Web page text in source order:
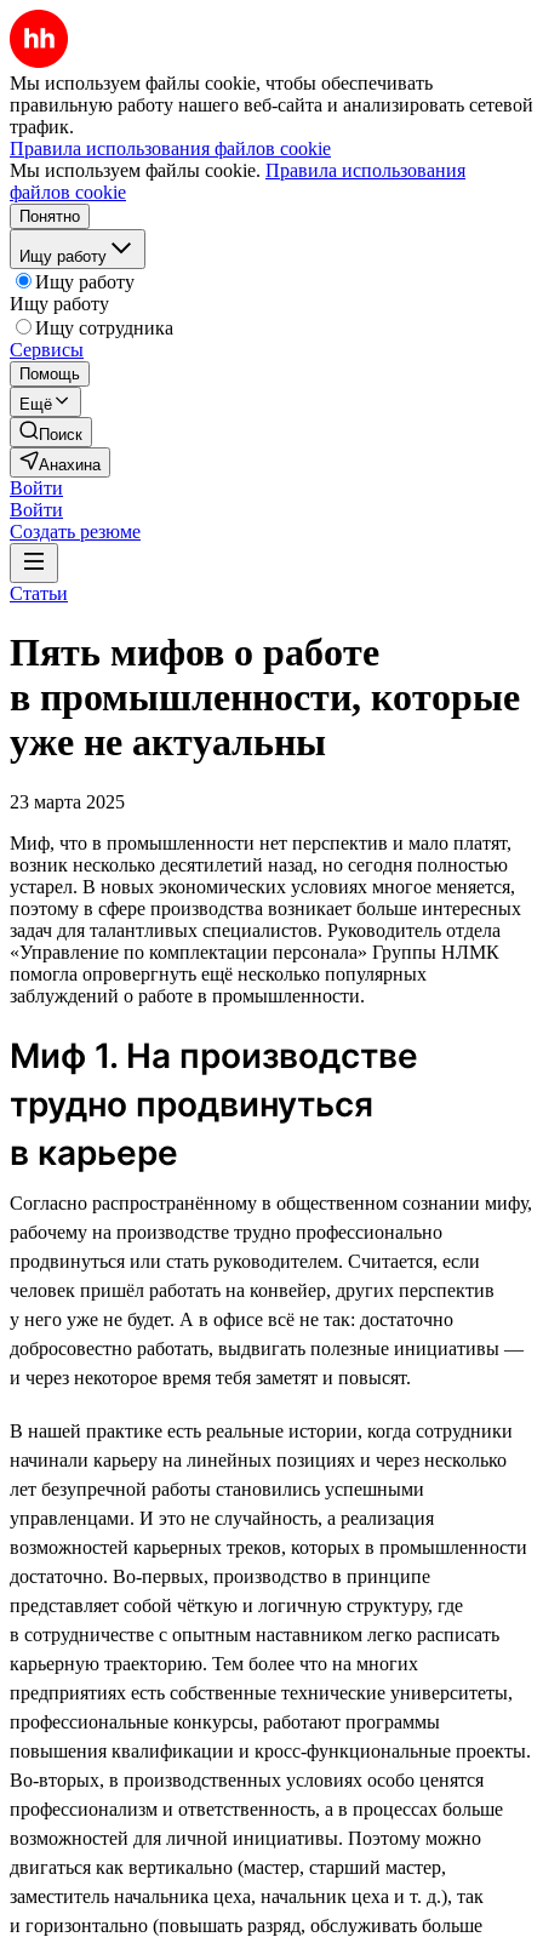
Мы используем файлы cookie, чтобы обеспечивать
правильную работу нашего веб-сайта и анализировать сетевой
трафик.
Правила использования файлов cookie
Мы используем файлы cookie. Правила использования
файлов cookie
Понятно
Ищу работу
Ищу работу
Ищу работу
Ищу сотрудника
Сервисы
Помощь
Ещё
Поиск
Анахина
Войти
Войти
Создать резюме
Статьи
Пять мифов о работе
в промышленности, которые
уже не актуальны
23 марта 2025
Миф, что в промышленности нет перспектив и мало платят,
возник несколько десятилетий назад, но сегодня полностью
устарел. В новых экономических условиях многое меняется,
поэтому в сфере производства возникает больше интересных
задач для талантливых специалистов. Руководитель отдела
«Управление по комплектации персонала» Группы НЛМК
помогла опровергнуть ещё несколько популярных
заблуждений о работе в промышленности.
Миф 1. На производстве
трудно продвинуться
в карьере
Согласно распространённому в общественном сознании мифу,
рабочему на производстве трудно профессионально
продвинуться или стать руководителем. Считается, если
человек пришёл работать на конвейер, других перспектив
у него уже не будет. А в офисе всё не так: достаточно
добросовестно работать, выдвигать полезные инициативы —
и через некоторое время тебя заметят и повысят.
В нашей практике есть реальные истории, когда сотрудники
начинали карьеру на линейных позициях и через несколько
лет безупречной работы становились успешными
управленцами. И это не случайность, а реализация
возможностей карьерных треков, которых в промышленности
достаточно. Во-первых, производство в принципе
представляет собой чёткую и логичную структуру, где
в сотрудничестве с опытным наставником легко расписать
карьерную траекторию. Тем более что на многих
предприятиях есть собственные технические университеты,
профессиональные конкурсы, работают программы
повышения квалификации и кросс-функциональные проекты.
Во-вторых, в производственных условиях особо ценятся
профессионализм и ответственность, а в процессах больше
возможностей для личной инициативы. Поэтому можно
двигаться как вертикально (мастер, старший мастер,
заместитель начальника цеха, начальник цеха и т. д.), так
и горизонтально (повышать разряд, обслуживать больше